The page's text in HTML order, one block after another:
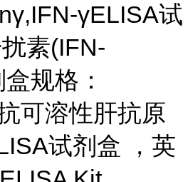
γELISA试
素(IFN-
规格：
可溶性肝抗原
试剂盒 ，英